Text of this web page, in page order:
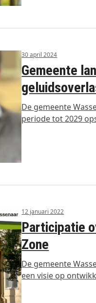
30 april 2024
Gemeente
De gemeente
periode tot 2029
12 januari 2022
Participatie
Zone
De gemeente
een visie op